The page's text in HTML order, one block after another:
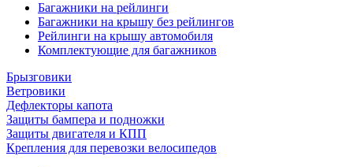
Багажники на рейлинги
Багажники на крышу без рейлингов
Рейлинги на крышу автомобиля
Комплектующие для багажников
Брызговики
Ветровики
Дефлекторы капота
Защиты бампера и подножки
Защиты двигателя и КПП
Крепления для перевозки велосипедов